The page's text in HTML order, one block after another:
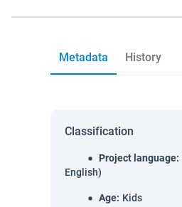
Metadata History
Classification
Project language:
English)
Age: Kids